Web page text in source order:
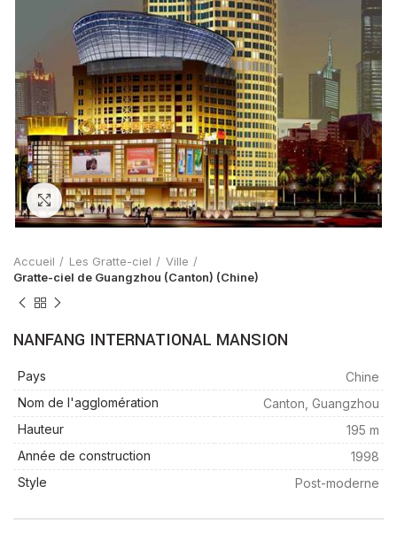
Zoom
Accueil Les Gratte-ciel
Ville
Gratte-ciel de Guangzhou (Canton) (Chine)
NANFANG INTERNATIONAL MANSION
Pays
Chine
Nom de l'agglomération
Canton, Guangzhou
Hauteur
195 m
Année de construction
1998
Style
Post-moderne